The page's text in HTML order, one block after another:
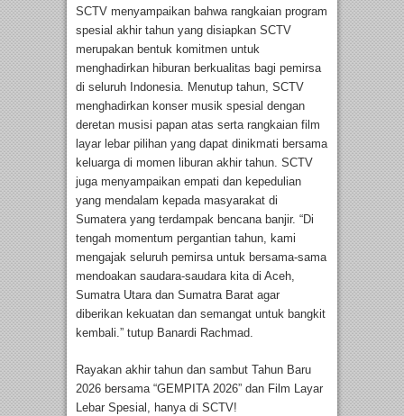
SCTV menyampaikan bahwa rangkaian program
spesial akhir tahun yang disiapkan SCTV
merupakan bentuk komitmen untuk
menghadirkan hiburan berkualitas bagi pemirsa
di seluruh Indonesia. Menutup tahun, SCTV
menghadirkan konser musik spesial dengan
deretan musisi papan atas serta rangkaian film
layar lebar pilihan yang dapat dinikmati bersama
keluarga di momen liburan akhir tahun. SCTV
juga menyampaikan empati dan kepedulian
yang mendalam kepada masyarakat di
Sumatera yang terdampak bencana banjir. “Di
tengah momentum pergantian tahun, kami
mengajak seluruh pemirsa untuk bersama-sama
mendoakan saudara-saudara kita di Aceh,
Sumatra Utara dan Sumatra Barat agar
diberikan kekuatan dan semangat untuk bangkit
kembali.” tutup Banardi Rachmad.
Rayakan akhir tahun dan sambut Tahun Baru
2026 bersama “GEMPITA 2026” dan Film Layar
Lebar Spesial, hanya di SCTV!